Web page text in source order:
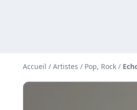
Accueil / Artistes / Pop, Rock /